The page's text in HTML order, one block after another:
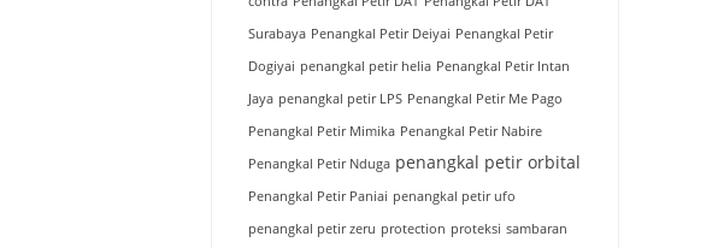
Surabaya Penangkal Petir Deiyai Penangkal Petir
Dogiyai penangkal petir helia Penangkal Petir Intan
Jaya penangkal petir LPS Penangkal Petir Me Pago
Penangkal Petir Mimika Penangkal Petir Nabire
Penangkal Petir Nduga penangkal petir orbital
Penangkal Petir Paniai penangkal petir ufo
penangkal petir zeru protection proteksi sambaran